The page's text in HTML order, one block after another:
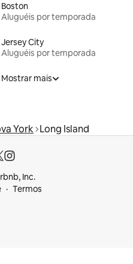
Boston
Aluguéis por temporada
Jersey City
Aluguéis por temporada
Mostrar mais
York Long Island
Inc.
Termos